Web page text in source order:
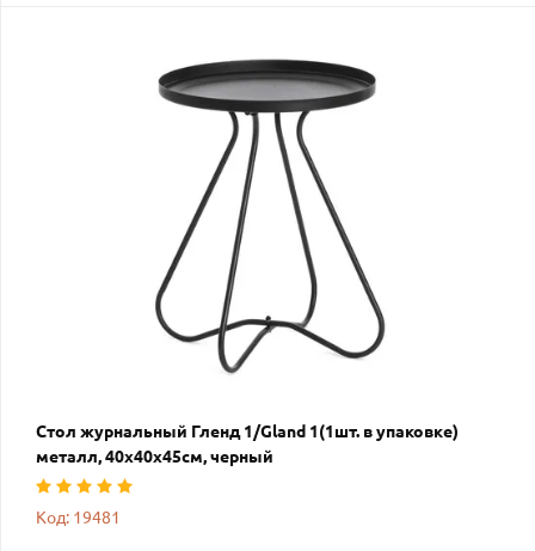
Стол журнальный Гленд 1/Gland 1(1шт. в упаковке)
металл, 40х40х45см, черный
Код: 19481